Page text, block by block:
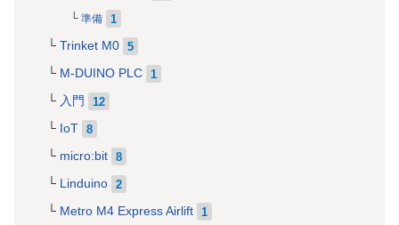
準備 1
Trinket M0 5
M-DUINO PLC 1
入門 12
IoT 8
micro:bit 8
Linduino 2
Metro M4 Express Airlift 1